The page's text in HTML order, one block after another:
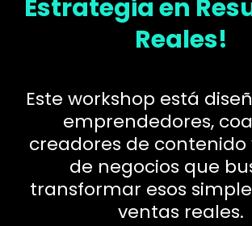
Estrategia en
Reales!
Este workshop está
emprendedores,
creadores de contenido
de negocios que
transformar esos
ventas reales.